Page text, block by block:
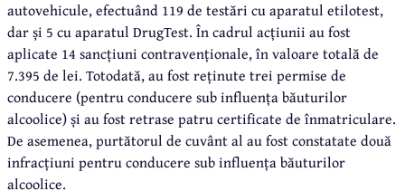
autovehicule, efectuând 119 de testări cu aparatul etilotest,
dar și 5 cu aparatul DrugTest. În cadrul acțiunii au fost
aplicate 14 sancțiuni contravenționale, în valoare totală de
7.395 de lei. Totodată, au fost reținute trei permise de
conducere (pentru conducere sub influența băuturilor
alcoolice) și au fost retrase patru certificate de înmatriculare.
De asemenea, purtătorul de cuvânt al au fost constatate două
infracțiuni pentru conducere sub influența băuturilor
alcoolice.